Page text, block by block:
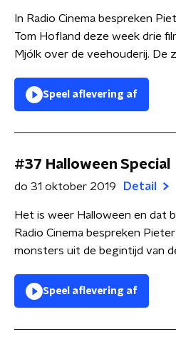
In Radio Cinema bespreken
Tom Hofland deze week drie
Mjólk over de veehouderij. De
Speel aflevering af
#37 Halloween Special
do 31 oktober 2019 Detail
Het is weer Halloween en dat
Radio Cinema bespreken
monsters uit de begintijd van
Speel aflevering af